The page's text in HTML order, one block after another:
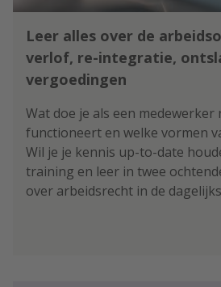
Leer alles over de
verlof, re-integratie,
vergoedingen
Wat doe je als een medewerker
functioneert en welke vormen
Wil je je kennis up-to-date
training en leer in twee
over arbeidsrecht in de